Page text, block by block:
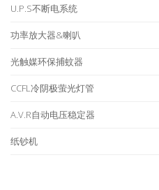
U.P.S不断电系统
功率放大器&喇叭
光触媒环保捕蚊器
CCFL冷阴极萤光灯管
A.V.R自动电压稳定器
纸钞机